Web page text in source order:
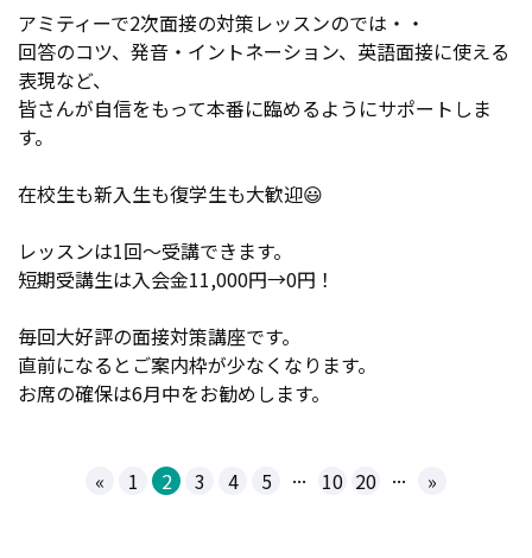
アミティーで2次面接の対策レッスンのでは・・
回答のコツ、発音・イントネーション、英語面接に使える
表現など、
皆さんが自信をもって本番に臨めるようにサポートしま
す。
在校生も新入生も復学生も大歓迎😃
レッスンは1回～受講できます。
短期受講生は入会金11,000円→0円！
毎回大好評の面接対策講座です。
直前になるとご案内枠が少なくなります。
お席の確保は6月中をお勧めします。
« 1 2 3 4 5 ... 10 20 ... »